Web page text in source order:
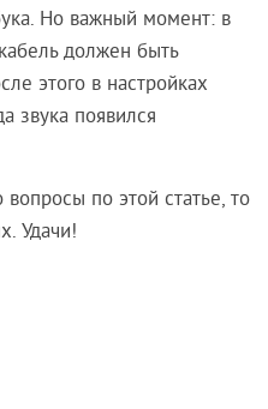
Но важный момент: в
должен быть
этого в настройках
звука появился
вопросы по этой статье, то
Удачи!